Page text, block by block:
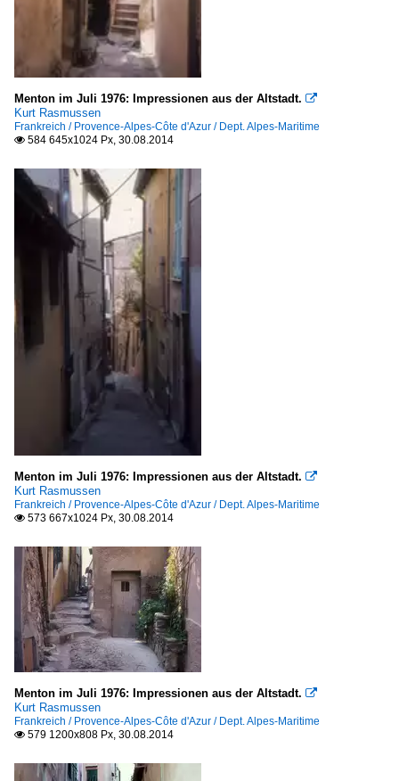
Österreich
Wien
Wien
Menton im Juli 1976: Impressionen aus der Altstadt. 
Kurt Rasmussen
Frankreich / Provence-Alpes-Côte d'Azur / Dept. Alpes-Maritime
 584 645x1024 Px, 30.08.2014
Menton im Juli 1976: Impressionen aus der Altstadt. 
Kurt Rasmussen
Frankreich / Provence-Alpes-Côte d'Azur / Dept. Alpes-Maritime
 573 667x1024 Px, 30.08.2014
Menton im Juli 1976: Impressionen aus der Altstadt. 
Kurt Rasmussen
Frankreich / Provence-Alpes-Côte d'Azur / Dept. Alpes-Maritime
 579 1200x808 Px, 30.08.2014